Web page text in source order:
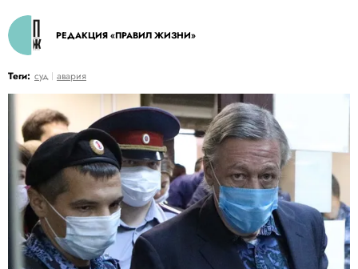
РЕДАКЦИЯ «ПРАВИЛ ЖИЗНИ»
Теги: суд авария